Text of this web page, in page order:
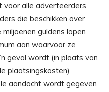
voor alle adverteerders
die beschikken over
guldens lopen
aan waarvoor ze
geval wordt (in plaats van
plaatsingskosten)
aandacht wordt gegeven